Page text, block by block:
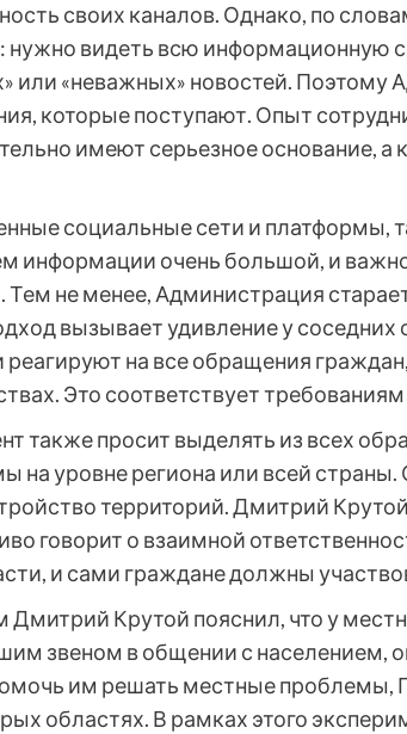
своих каналов. Однако, по
нужно видеть всю информационную
или «неважных» новостей. Поэтому
которые поступают. Опыт
имеют серьезное основание,
социальные сети и платформы,
информации очень большой, и
Тем не менее, Администрация
вызывает удивление у соседних
реагируют на все обращения
Это соответствует
также просит выделять из всех
на уровне региона или всей
территорий. Дмитрий
говорит о взаимной
и сами граждане должны
Дмитрий Крутой пояснил, что у
звеном в общении с населением,
им решать местные проблемы,
областях. В рамках этого